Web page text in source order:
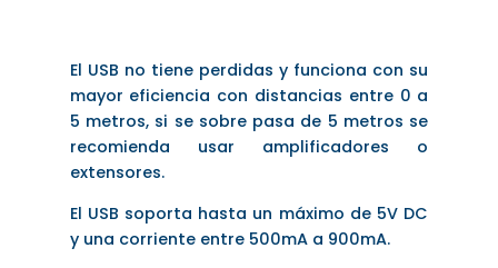
El USB no tiene perdidas y funciona con su
mayor eficiencia con distancias entre 0 a
5 metros, si se sobre pasa de 5 metros se
recomienda usar amplificadores o
extensores.
El USB soporta hasta un máximo de 5V DC
y una corriente entre 500mA a 900mA.